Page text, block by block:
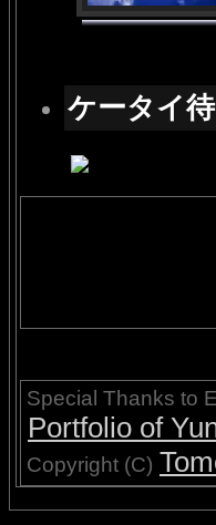
ケータイ
Special Thanks to
Portfolio of
Copyright (C)